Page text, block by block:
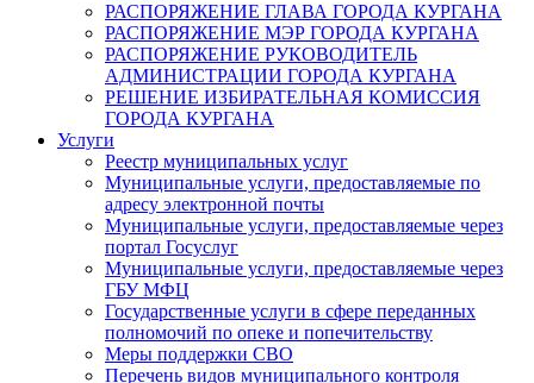
РАСПОРЯЖЕНИЕ ГЛАВА ГОРОДА КУРГАНА
РАСПОРЯЖЕНИЕ МЭР ГОРОДА КУРГАНА
РАСПОРЯЖЕНИЕ РУКОВОДИТЕЛЬ
АДМИНИСТРАЦИИ ГОРОДА КУРГАНА
РЕШЕНИЕ ИЗБИРАТЕЛЬНАЯ КОМИССИЯ
ГОРОДА КУРГАНА
Услуги
Реестр муниципальных услуг
Муниципальные услуги, предоставляемые по
адресу электронной почты
Муниципальные услуги, предоставляемые через
портал Госуслуг
Муниципальные услуги, предоставляемые через
ГБУ МФЦ
Государственные услуги в сфере переданных
полномочий по опеке и попечительству
Меры поддержки СВО
Перечень видов муниципального контроля